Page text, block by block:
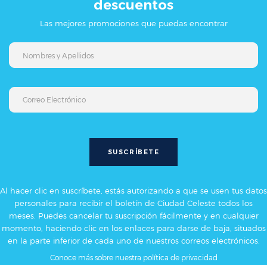
descuentos
Las mejores promociones que puedas encontrar
Al hacer clic en suscríbete, estás autorizando a que se usen tus datos
personales para recibir el boletín de Ciudad Celeste todos los
meses. Puedes cancelar tu suscripción fácilmente y en cualquier
momento, haciendo clic en los enlaces para darse de baja, situados
en la parte inferior de cada uno de nuestros correos electrónicos.
Conoce más sobre nuestra política de privacidad